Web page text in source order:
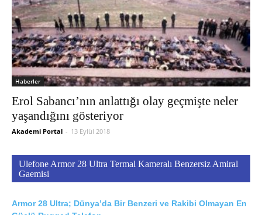
Haberler
Erol Sabancı’nın anlattığı olay geçmişte neler
yaşandığını gösteriyor
Akademi Portal - 13 Eylül 2018
Ulefone Armor 28 Ultra Termal Kameralı Benzersiz Amiral
Gaemisi
Armor 28 Ultra; Dünya’da Bir Benzeri ve Rakibi Olmayan En